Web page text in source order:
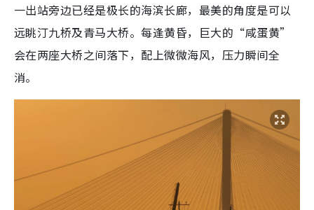
一出站旁边已经是极长的海滨长廊，最美的角度是可以
远眺汀九桥及青马大桥。每逢黄昏，巨大的“咸蛋黄”
会在两座大桥之间落下，配上微微海风，压力瞬间全
消。